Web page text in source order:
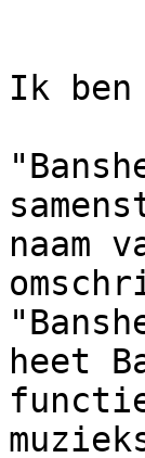
Ik
naam
heet